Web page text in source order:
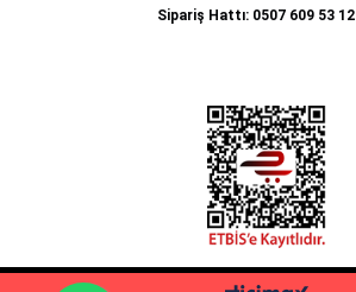
Sipariş Hattı: 0507 609 53 12